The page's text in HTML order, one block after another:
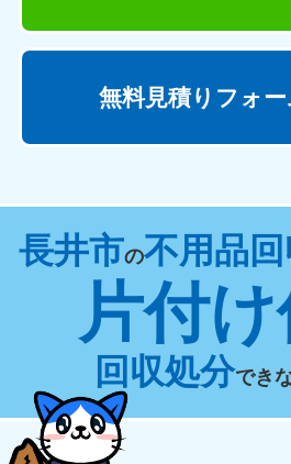
無料見積りフォ
長井市の不用品
片付
回収処分でき